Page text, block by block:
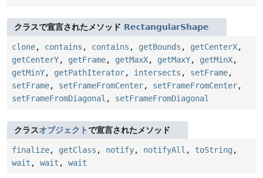
クラスで宣言されたメソッド RectangularShape
clone, contains , contains , getBounds , getCenterX,
getCenterY, getFrame, getMaxX, getMaxY, getMinX,
getMinY, getPathIterator, intersects , setFrame,
setFrame, setFrameFromCenter, setFrameFromCenter,
setFrameFromDiagonal , setFrameFromDiagonal
クラスオブジェクトで宣言されたメソッド
finalize, getClass , notify, notifyAll , toString ,
wait , wait , wait